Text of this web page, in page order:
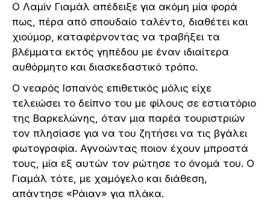
Ο Λαμίν Γιαμάλ απέδειξε για ακόμη μία φορά
πως, πέρα από σπουδαίο ταλέντο, διαθέτει και
χιούμορ, καταφέρνοντας να τραβήξει τα
βλέμματα εκτός γηπέδου με έναν ιδιαίτερα
αυθόρμητο και διασκεδαστικό τρόπο.
Ο νεαρός Ισπανός επιθετικός μόλις είχε
τελειώσει το δείπνο του με φίλους σε εστιατόριο
της Βαρκελώνης, όταν μια παρέα τουριστριών
τον πλησίασε για να του ζητήσει να τις βγάλει
φωτογραφία. Αγνοώντας ποιον έχουν μπροστά
τους, μία εξ αυτών τον ρώτησε το όνομά του. Ο
Γιαμάλ τότε, με χαμόγελο και διάθεση,
απάντησε «Ράιαν» για πλάκα.